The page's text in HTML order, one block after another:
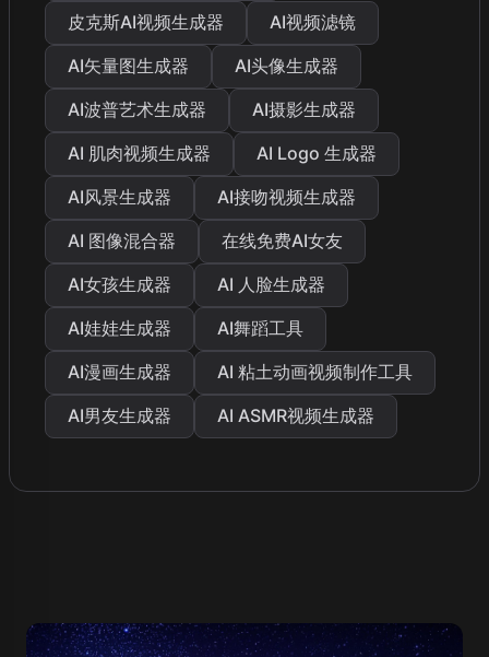
皮克斯AI视频生成器
AI视频滤镜
AI矢量图生成器
AI头像生成器
AI波普艺术生成器
AI摄影生成器
AI 肌肉视频生成器
AI Logo 生成器
AI风景生成器
AI接吻视频生成器
AI 图像混合器
在线免费AI女友
AI女孩生成器
AI 人脸生成器
AI娃娃生成器
AI舞蹈工具
AI漫画生成器
AI 粘土动画视频制作工具
AI男友生成器
AI ASMR视频生成器